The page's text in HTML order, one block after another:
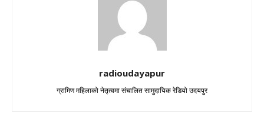
radioudayapur
ग्रामिण महिलाको नेतृत्वमा संचालित सामुदायिक रेडियो उदयपुर